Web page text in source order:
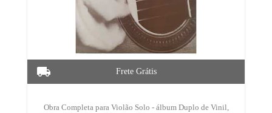
Obra Completa para Violão Solo - álbum Duplo de Vinil,